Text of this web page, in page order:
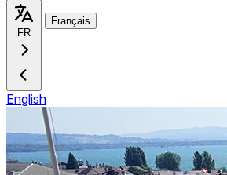
FR
Français
English